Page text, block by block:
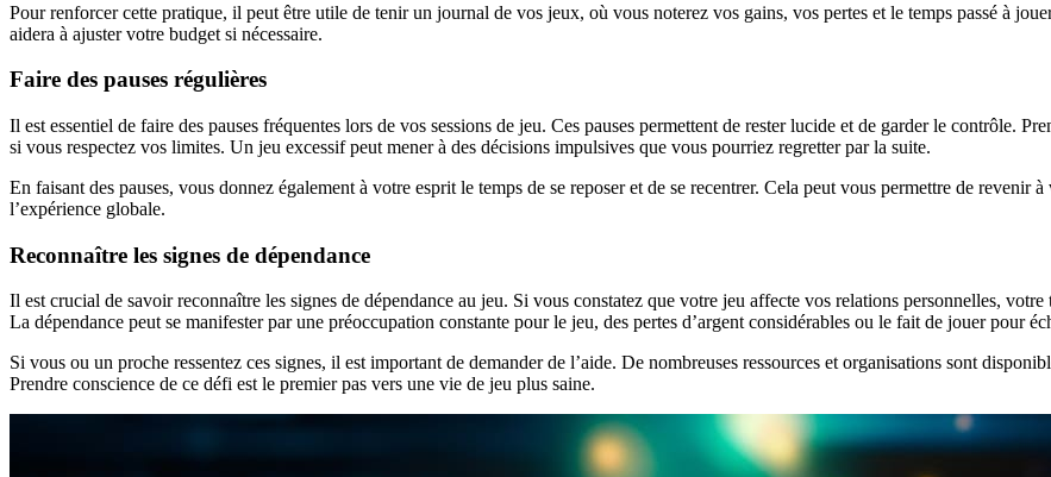
Pour renforcer cette pratique, il peut être utile de tenir un journal de vos jeux, où vous noterez vos gains, vos pertes et le temps passé à
aidera à ajuster votre budget si nécessaire.
Faire des pauses régulières
Il est essentiel de faire des pauses fréquentes lors de vos sessions de jeu. Ces pauses permettent de rester lucide et de garder le contrôle.
si vous respectez vos limites. Un jeu excessif peut mener à des décisions impulsives que vous pourriez regretter par la suite.
En faisant des pauses, vous donnez également à votre esprit le temps de se reposer et de se recentrer. Cela peut vous permettre de
l’expérience globale.
Reconnaître les signes de dépendance
Il est crucial de savoir reconnaître les signes de dépendance au jeu. Si vous constatez que votre jeu affecte vos relations personnelles,
La dépendance peut se manifester par une préoccupation constante pour le jeu, des pertes d’argent considérables ou le fait de jouer pour
Si vous ou un proche ressentez ces signes, il est important de demander de l’aide. De nombreuses ressources et organisations sont
Prendre conscience de ce défi est le premier pas vers une vie de jeu plus saine.